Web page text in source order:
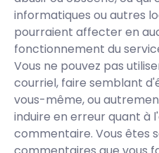
informatiques ou autres
pourraient affecter en
fonctionnement du
Vous ne pouvez pas
courriel, faire semblant
vous-même, ou
induire en erreur quant à
commentaire. Vous êtes